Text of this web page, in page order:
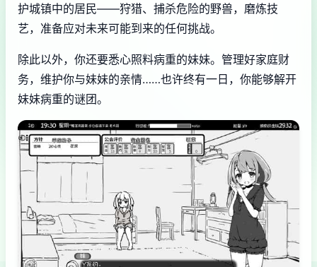
护城镇中的居民——狩猎、捕杀危险的野兽，磨炼技
艺，准备应对未来可能到来的任何挑战。
除此以外，你还要悉心照料病重的妹妹。管理好家庭财
务，维护你与妹妹的亲情……也许终有一日，你能够解开
妹妹病重的谜团。